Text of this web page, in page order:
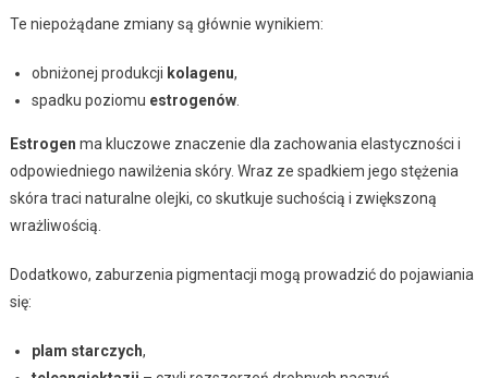
Te niepożądane zmiany są głównie wynikiem:
obniżonej produkcji kolagenu,
spadku poziomu estrogenów.
Estrogen ma kluczowe znaczenie dla zachowania elastyczności i
odpowiedniego nawilżenia skóry. Wraz ze spadkiem jego stężenia
skóra traci naturalne olejki, co skutkuje suchością i zwiększoną
wrażliwością.
Dodatkowo, zaburzenia pigmentacji mogą prowadzić do pojawiania
się:
plam starczych,